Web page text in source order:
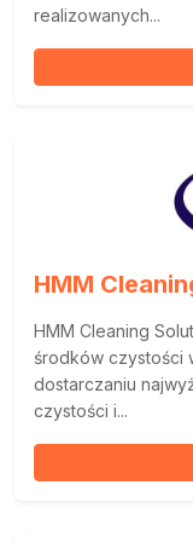
realizowanych...
HMM
HMM Cleaning
środków czystości
dostarczaniu
czystości i...